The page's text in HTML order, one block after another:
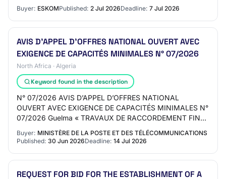
Buyer: ESKOMPublished: 2 Jul 2026Deadline: 7 Jul 2026
AVIS D’APPEL D’OFFRES NATIONAL OUVERT AVEC
EXIGENCE DE CAPACITÉS MINIMALES N° 07/2026
North Africa · Algeria
Keyword found in the description
N° 07/2026 AVIS D’APPEL D’OFFRES NATIONAL
OUVERT AVEC EXIGENCE DE CAPACITÉS MINIMALES N°
07/2026 Guelma « TRAVAUX DE RACCORDEMENT FINAL
DES CLIENTS EN FIBRE OPTIQUE » « TRAVAUX DE
RACCORDEMENT FINAL…
Buyer: MINISTÈRE DE LA POSTE ET DES TÉLÉCOMMUNICATIONS
Published: 30 Jun 2026Deadline: 14 Jul 2026
REQUEST FOR BID FOR THE ESTABLISHMENT OF A